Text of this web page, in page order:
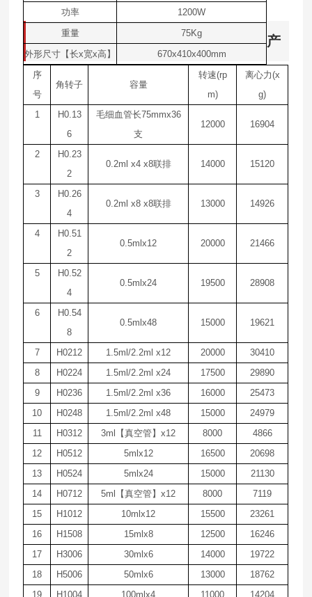
功率
1200W
重量
75Kg
外形尺寸【长x宽x高】 670x410x400mm
序
号
角转子 容量
转速(rp
m)
离心力(x
g)
1
H0.13
6
毛细血管长75mmx36
支
12000 16904
2
H0.23
2
0.2ml x4 x8联排 14000 15120
3
H0.26
4
0.2ml x8 x8联排 13000 14926
4
H0.51
2
0.5mlx12 20000 21466
5
H0.52
4
0.5mlx24 19500 28908
6
H0.54
8
0.5mlx48 15000 19621
7 H0212 1.5ml/2.2ml x12 20000
30410
8
H0224 1.5ml/2.2ml x24 17500
29890
9
H0236 1.5ml/2.2ml x36 16000
25473
10
H0248 1.5ml/2.2ml x48 15000
24979
11
H0312 3ml 【真空管】x12 8000
4866
12
H0512 5mlx12 16500
20698
13
H0524 5mlx24 15000
21130
14
H0712 5ml 【真空管】x12 8000
7119
15
H1012 10mlx12 15500
23261
16
H1508 15mlx8 12500
16246
17
H3006 30mlx6 14000
19722
18
H5006 50mlx6 13000
18762
19
H1004 100mlx4 11000 14204
产